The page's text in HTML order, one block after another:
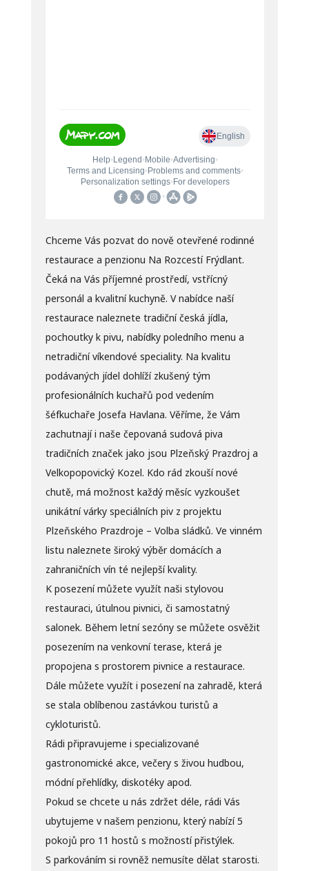
Chceme Vás pozvat do nově otevřené rodinné
restaurace a penzionu Na Rozcestí Frýdlant.
Čeká na Vás příjemné prostředí, vstřícný
personál a kvalitní kuchyně. V nabídce naší
restaurace naleznete tradiční česká jídla,
pochoutky k pivu, nabídky poledního menu a
netradiční víkendové speciality. Na kvalitu
podávaných jídel dohlíží zkušený tým
profesionálních kuchařů pod vedením
šéfkuchaře Josefa Havlana. Věříme, že Vám
zachutnají i naše čepovaná sudová piva
tradičních značek jako jsou Plzeňský Prazdroj a
Velkopopovický Kozel. Kdo rád zkouší nové
chutě, má možnost každý měsíc vyzkoušet
unikátní várky speciálních piv z projektu
Plzeňského Prazdroje – Volba sládků. Ve vinném
listu naleznete široký výběr domácích a
zahraničních vín té nejlepší kvality.
K posezení můžete využít naši stylovou
restauraci, útulnou pivnici, či samostatný
salonek. Během letní sezóny se můžete osvěžit
posezením na venkovní terase, která je
propojena s prostorem pivnice a restaurace.
Dále můžete využít i posezení na zahradě, která
se stala oblíbenou zastávkou turistů a
cykloturistů.
Rádi připravujeme i specializované
gastronomické akce, večery s živou hudbou,
módní přehlídky, diskotéky apod.
Pokud se chcete u nás zdržet déle, rádi Vás
ubytujeme v našem penzionu, který nabízí 5
pokojů pro 11 hostů s možností přistýlek.
S parkováním si rovněž nemusíte dělat starosti.